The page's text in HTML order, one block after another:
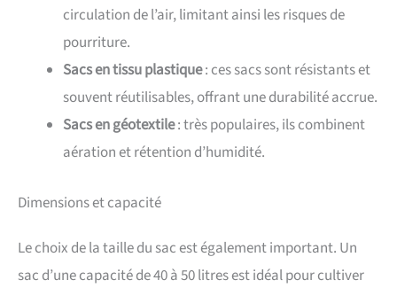
circulation de l’air, limitant ainsi les risques de
pourriture.
Sacs en tissu plastique: ces sacs sont résistants et
souvent réutilisables, offrant une durabilité accrue.
Sacs en géotextile: très populaires, ils combinent
aération et rétention d’humidité.
Dimensions et capacité
Le choix de la taille du sac est également important. Un
sac d’une capacité de 40 à 50 litres est idéal pour cultiver